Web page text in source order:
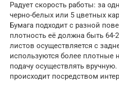
Радует скорость работы: за
черно-белых или 5 цветных
Бумага подходит с разной
плотность её должна быть 64-
листов осуществляется с
используются более плотные
подачу осуществлять
происходит посредством